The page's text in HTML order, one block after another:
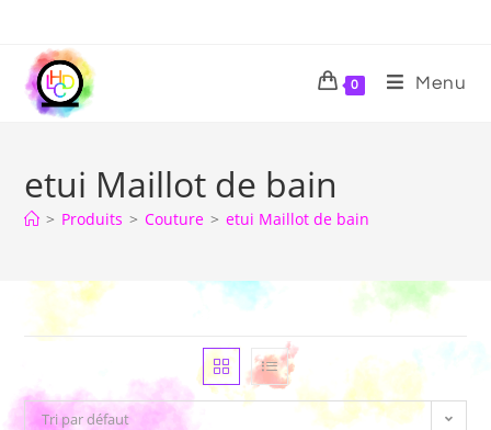
0 Menu
etui Maillot de bain
> Produits > Couture > etui Maillot de bain
Tri par défaut